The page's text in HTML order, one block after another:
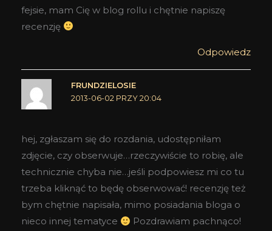
fejsie, mam Cię w blog rollu i chętnie napiszę
recenzję
Odpowiedz
FRUNDZIELOSIE
2013-06-02 PRZY 20:04
hej, zgłaszam się do rozdania, udostępniłam
zdjęcie, czy obserwuje…rzeczywiście to robię, ale
technicznie chyba nie…jeśli podpowiesz mi co tu
trzeba kliknąć to będę obserwować! recenzję też
bym chętnie napisała, mimo posiadania bloga o
nieco innej tematyce
Pozdrawiam pachnąco!